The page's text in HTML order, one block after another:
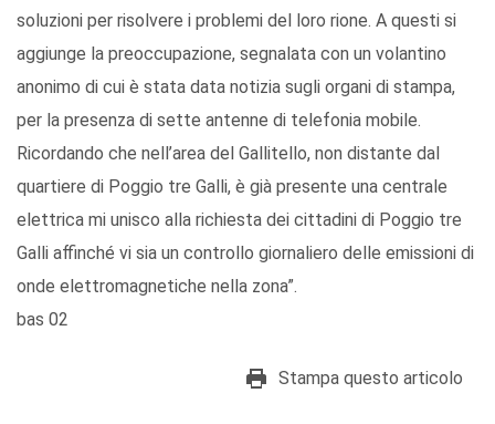
soluzioni per risolvere i problemi del loro rione. A questi si
aggiunge la preoccupazione, segnalata con un volantino
anonimo di cui è stata data notizia sugli organi di stampa,
per la presenza di sette antenne di telefonia mobile.
Ricordando che nell’area del Gallitello, non distante dal
quartiere di Poggio tre Galli, è già presente una centrale
elettrica mi unisco alla richiesta dei cittadini di Poggio tre
Galli affinché vi sia un controllo giornaliero delle emissioni di
onde elettromagnetiche nella zona”.
bas 02
Stampa questo articolo